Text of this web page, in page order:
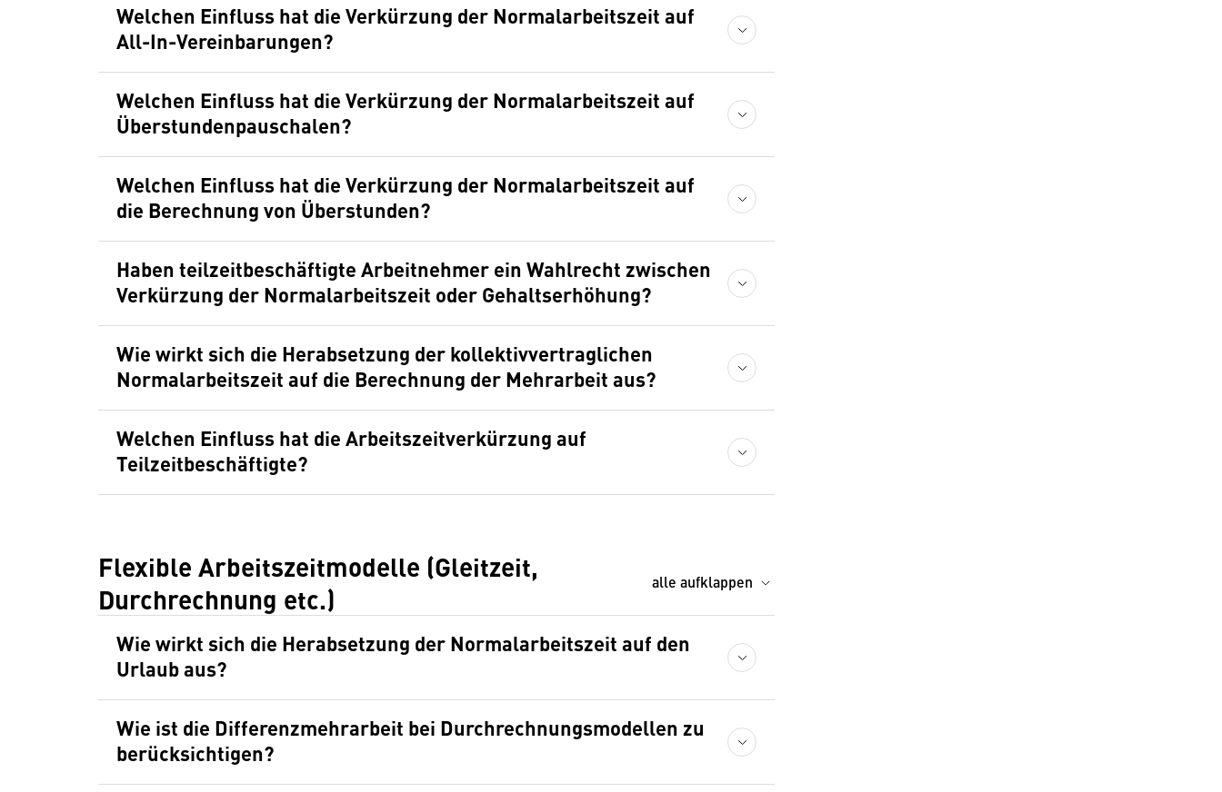
Welchen Einfluss hat die Verkürzung der Normalarbeitszeit auf
All-In-Vereinbarungen?
Welchen Einfluss hat die Verkürzung der Normalarbeitszeit auf
Überstundenpauschalen?
Welchen Einfluss hat die Verkürzung der Normalarbeitszeit auf
die Berechnung von Überstunden?
Haben teilzeitbeschäftigte Arbeitnehmer ein Wahlrecht zwischen
Verkürzung der Normalarbeitszeit oder Gehaltserhöhung?
Wie wirkt sich die Herabsetzung der kollektivvertraglichen
Normalarbeitszeit auf die Berechnung der Mehrarbeit aus?
Welchen Einfluss hat die Arbeitszeitverkürzung auf
Teilzeitbeschäftigte?
Flexible Arbeitszeitmodelle (Gleitzeit,
Durchrechnung etc.)
alle aufklappen
Wie wirkt sich die Herabsetzung der Normalarbeitszeit auf den
Urlaub aus?
Wie ist die Differenzmehrarbeit bei Durchrechnungsmodellen zu
berücksichtigen?